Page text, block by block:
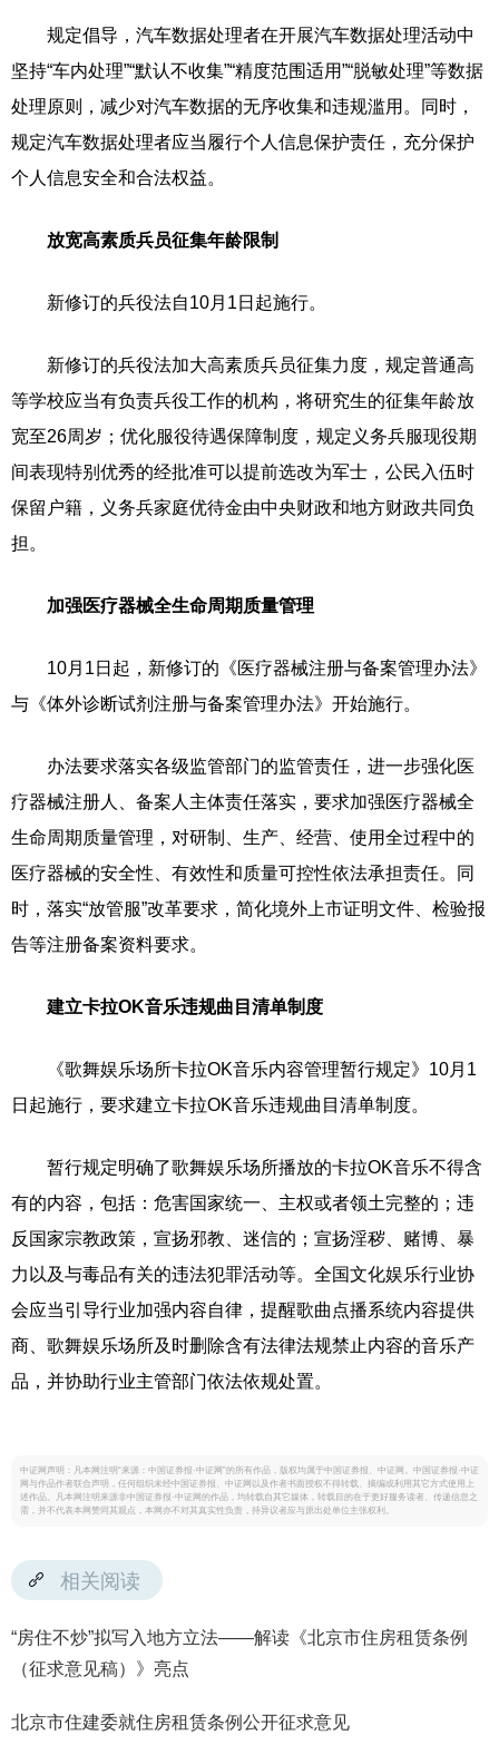
规定倡导，汽车数据处理者在开展汽车数据处理活动中
坚持“车内处理”“默认不收集”“精度范围适用”“脱敏处理”等数据
处理原则，减少对汽车数据的无序收集和违规滥用。同时，
规定汽车数据处理者应当履行个人信息保护责任，充分保护
个人信息安全和合法权益。
放宽高素质兵员征集年龄限制
新修订的兵役法自10月1日起施行。
新修订的兵役法加大高素质兵员征集力度，规定普通高
等学校应当有负责兵役工作的机构，将研究生的征集年龄放
宽至26周岁；优化服役待遇保障制度，规定义务兵服现役期
间表现特别优秀的经批准可以提前选改为军士，公民入伍时
保留户籍，义务兵家庭优待金由中央财政和地方财政共同负
担。
加强医疗器械全生命周期质量管理
10月1日起，新修订的《医疗器械注册与备案管理办法》
与《体外诊断试剂注册与备案管理办法》开始施行。
办法要求落实各级监管部门的监管责任，进一步强化医
疗器械注册人、备案人主体责任落实，要求加强医疗器械全
生命周期质量管理，对研制、生产、经营、使用全过程中的
医疗器械的安全性、有效性和质量可控性依法承担责任。同
时，落实“放管服”改革要求，简化境外上市证明文件、检验报
告等注册备案资料要求。
建立卡拉OK音乐违规曲目清单制度
《歌舞娱乐场所卡拉OK音乐内容管理暂行规定》10月1
日起施行，要求建立卡拉OK音乐违规曲目清单制度。
暂行规定明确了歌舞娱乐场所播放的卡拉OK音乐不得含
有的内容，包括：危害国家统一、主权或者领土完整的；违
反国家宗教政策，宣扬邪教、迷信的；宣扬淫秽、赌博、暴
力以及与毒品有关的违法犯罪活动等。全国文化娱乐行业协
会应当引导行业加强内容自律，提醒歌曲点播系统内容提供
商、歌舞娱乐场所及时删除含有法律法规禁止内容的音乐产
品，并协助行业主管部门依法依规处置。
中证网声明：凡本网注明“来源：中国证券报·中证网”的所有作品，版权均属于中国证券报、中证网。中国证券报·中证
网与作品作者联合声明，任何组织未经中国证券报、中证网以及作者书面授权不得转载、摘编或利用其它方式使用上
述作品。凡本网注明来源非中国证券报·中证网的作品，均转载自其它媒体，转载目的在于更好服务读者、传递信息之
需，并不代表本网赞同其观点，本网亦不对其真实性负责，持异议者应与原出处单位主张权利。
相关阅读
“房住不炒”拟写入地方立法——解读《北京市住房租赁条例
（征求意见稿）》亮点
北京市住建委就住房租赁条例公开征求意见